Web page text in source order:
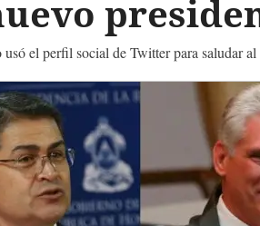
el perfil social de Twitter para saludar